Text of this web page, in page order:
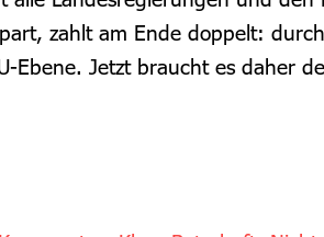
zahlt am Ende doppelt:
Ebene. Jetzt braucht es daher